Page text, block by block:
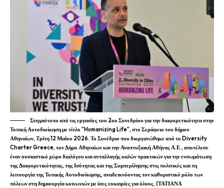
Στιγμιότυπο από τις εργασίες του 2ου Συνεδρίου για την διαφορετικότητα στην
Τοπική Αυτοδιοίκηση με τίτλο "Humanizing Life", στο Σεράφειο του δήμου
Αθηναίων, Τρίτη 12 Μαΐου 2026. Το Συνέδριο που διοργανώθηκε από το Diversity
Charter Greece, τον Δήμο Αθηναίων και την Αναπτυξιακή Αθήνας Α.Ε., αποτέλεσε
έναν ουσιαστικό χώρο διαλόγου και ανταλλαγής καλών πρακτικών για την ενσωμάτωση
της Διαφορετικότητας, της Ισότητας και της Συμπερίληψης στις πολιτικές και τη
λειτουργία της Τοπικής Αυτοδιοίκησης, αναδεικνύοντας τον καθοριστικό ρόλο των
πόλεων στη δημιουργία κοινωνιών με ίσες ευκαιρίες για όλους. (ΤΑΤΙΑΝΑ